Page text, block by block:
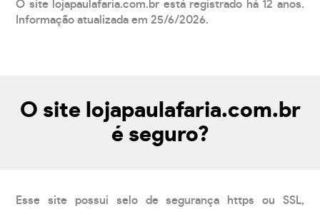
O site lojapaulafaria.com.br está registrado há 12 anos.
Informação atualizada em 25/6/2026.
O site lojapaulafaria.com.br
é seguro?
Esse site possui selo de segurança https ou SSL,